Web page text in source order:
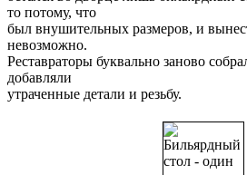
то потому, что
был внушительных размеров, и
невозможно.
Реставраторы буквально заново
добавляли
утраченные детали и резьбу.